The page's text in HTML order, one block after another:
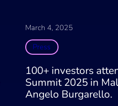
March 4, 2025
Press
100+ investors
Summit 2025 in
Angelo Burgarello.